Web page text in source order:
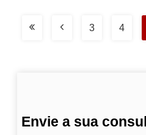
3 4
Envie a sua